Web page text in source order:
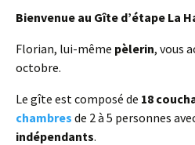
Bienvenue au Gîte d’étape La
Florian, lui-même pèlerin, vous
octobre.
Le gîte est composé de 18
chambres de 2 à 5 personnes
indépendants.